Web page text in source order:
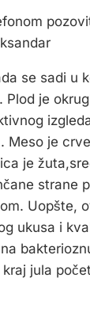
se sadi u
Plod je
Meso je
je
strane
Uopšte,
ukusa i
jula